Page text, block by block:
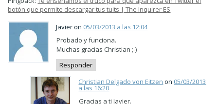
botón que permite descargar tus tuits | The Inquirer ES
Javier on 05/03/2013 a las 12:04
Probado y funciona.
Muchas gracias Christian ;-)
Responder
Christian Delgado von Eitzen on 05/03/2013
a las 16:20
Gracias a ti Javier.